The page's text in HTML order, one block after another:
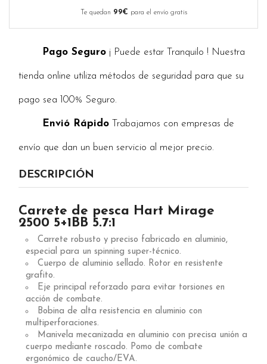
Te quedan 99€ para el envío gratis
Pago Seguro ¡ Puede estar Tranquilo ! Nuestra
tienda online utiliza métodos de seguridad para que su
pago sea 100% Seguro.
Envió Rápido Trabajamos con empresas de
envío que dan un buen servicio al mejor precio.
DESCRIPCIÓN
Carrete de pesca Hart Mirage
2500 5+1BB 5.7:1
Carrete robusto y preciso fabricado en aluminio,
especial para un spinning super-técnico.
Cuerpo de aluminio sellado. Rotor en resistente
grafito.
Eje principal reforzado para evitar torsiones en
acción de combate.
Bobina de alta resistencia en aluminio con
multiperforaciones.
Manivela mecanizada en aluminio con precisa unión a
cuerpo mediante roscado. Pomo de combate
ergonómico de caucho/EVA.